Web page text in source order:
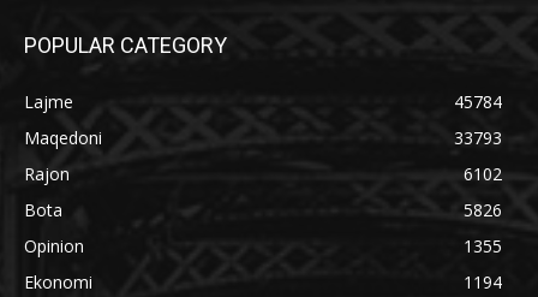
POPULAR CATEGORY
Lajme
45784
Maqedoni
33793
Rajon
6102
Bota
5826
Opinion
1355
Ekonomi
1194